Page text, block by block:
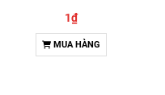
1₫
MUA HÀNG